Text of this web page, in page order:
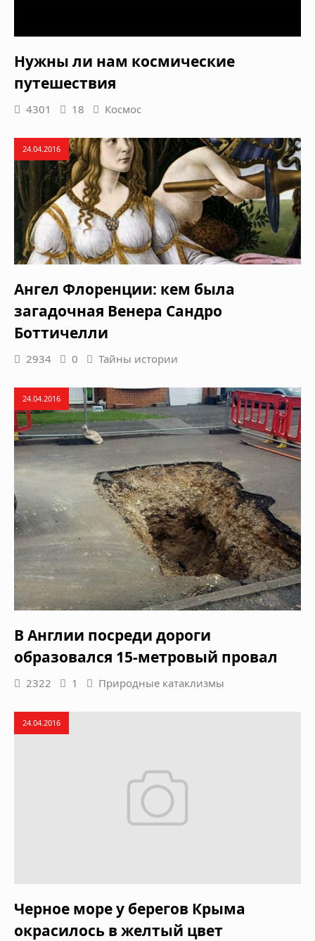
Нужны ли нам космические
путешествия
4301 18 Космос
24.04.2016
Ангел Флоренции: кем была
загадочная Венера Сандро
Боттичелли
2934 0 Тайны истории
24.04.2016
В Англии посреди дороги
образовался 15-метровый провал
2322 1 Природные катаклизмы
24.04.2016
Черное море у берегов Крыма
окрасилось в желтый цвет